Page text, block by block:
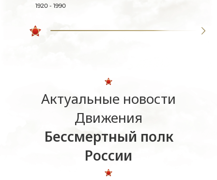
1920 - 1990
Актуальные новости
Движения
Бессмертный полк
России